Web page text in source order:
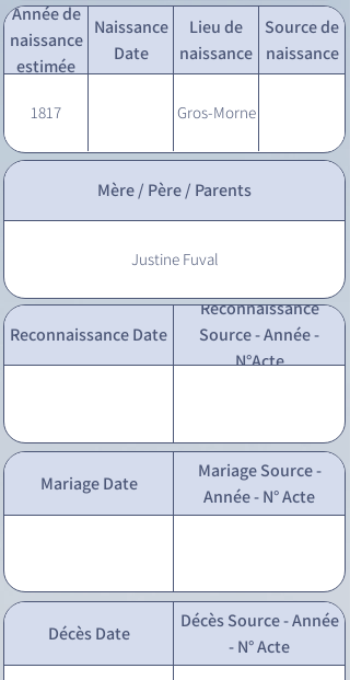
Année de
naissance
estimée
Naissance
Date
Lieu de
naissance
Source de
naissance
1817 Gros-Morne
Mère / Père / Parents
Justine Fuval
Reconnaissance Date
Reconnaissance
Source - Année -
N°Acte
Mariage Date
Mariage Source -
Année - N° Acte
Décès Date
Décès Source - Année
- N° Acte